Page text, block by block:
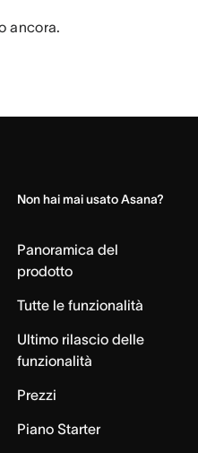
ancora.
Non hai mai usato Asana?
Panoramica del
prodotto
Tutte le funzionalità
Ultimo rilascio delle
funzionalità
Prezzi
Piano Starter